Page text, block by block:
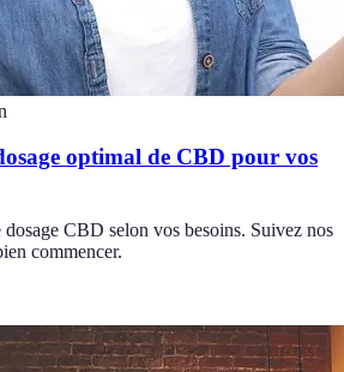
optimal de CBD pour vos
CBD selon vos besoins. Suivez nos
commencer.